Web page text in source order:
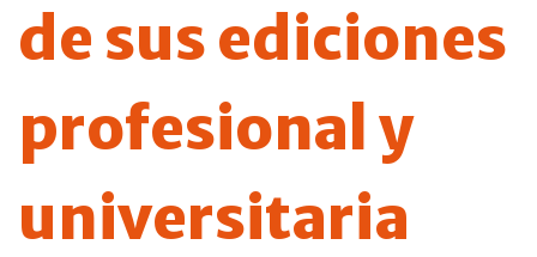
de sus ediciones
profesional y
universitaria